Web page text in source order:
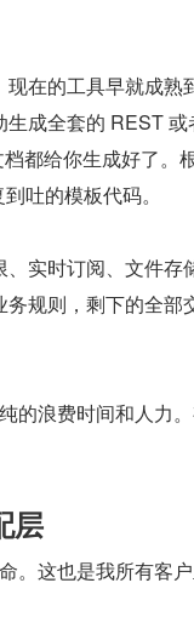
在的工具早就成熟
成全套的 REST 或
都给你生成好了。
吐的模板代码。
实时订阅、文件存
规则，剩下的全部
的浪费时间和人力
层
。这也是我所有客户